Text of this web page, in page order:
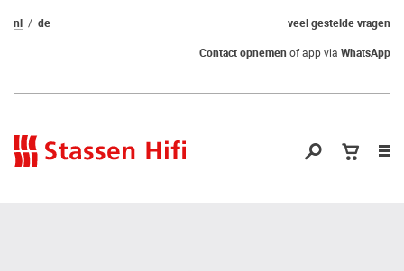
veel gestelde vragen
nl
de
Contact opnemenof app via WhatsApp